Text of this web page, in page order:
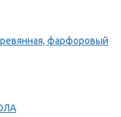
фарфоровый